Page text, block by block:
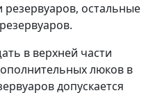
остальные
в верхней части
люков в
допускается